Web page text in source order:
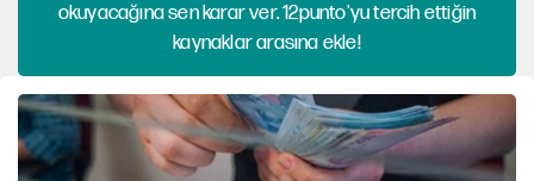
okuyacağına sen karar ver. 12punto'yu tercih ettiğin
kaynaklar arasına ekle!